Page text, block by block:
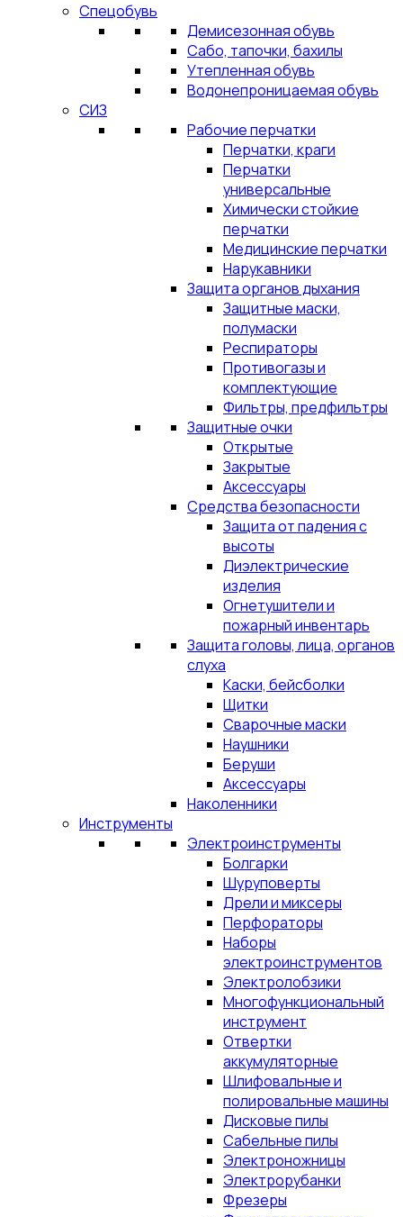
Спецобувь
Демисезонная обувь
Сабо, тапочки, бахилы
Утепленная обувь
Водонепроницаемая обувь
СИЗ
Рабочие перчатки
Перчатки, краги
Перчатки
универсальные
Химически стойкие
перчатки
Медицинские перчатки
Нарукавники
Защита органов дыхания
Защитные маски,
полумаски
Респираторы
Противогазы и
комплектующие
Фильтры, предфильтры
Защитные очки
Открытые
Закрытые
Аксессуары
Средства безопасности
Защита от падения с
высоты
Диэлектрические
изделия
Огнетушители и
пожарный инвентарь
Защита головы, лица, органов
слуха
Каски, бейсболки
Щитки
Сварочные маски
Наушники
Беруши
Аксессуары
Наколенники
Инструменты
Электроинструменты
Болгарки
Шуруповерты
Дрели и миксеры
Перфораторы
Наборы
электроинструментов
Электролобзики
Многофункциональный
инструмент
Отвертки
аккумуляторные
Шлифовальные и
полировальные машины
Дисковые пилы
Сабельные пилы
Электроножницы
Электрорубанки
Фрезеры